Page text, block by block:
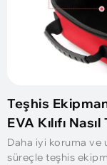
Teşhis
EVA Kılıfı
Daha iyi koruma ve
süreçle teşhis